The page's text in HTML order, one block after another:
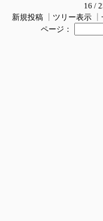
16 /
新規投稿
ツリー表示
ページ：